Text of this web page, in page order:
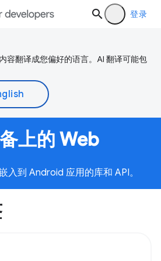
登录
容翻译成您偏好的语言。AI 翻译可能包
上的 Web
入到 Android 应用的库和 API。